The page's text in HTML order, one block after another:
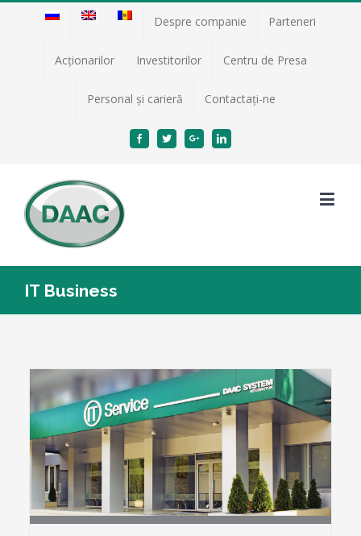
Despre companie Parteneri
Acţionarilor Investitorilor Centru de Presa
Personal și carieră Contactați-ne
FacebookTwitterGoogle+Linkedin
IT Business